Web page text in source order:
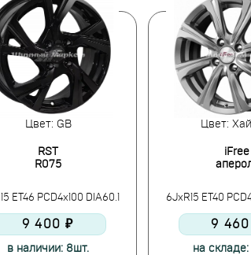
Цвет: GB
RST
R075
ET46 PCD4x100 DIA60.1
9 400 ₽
в наличии: 8шт.
Цвет:
iFree
6JxR15 ET40
9
на